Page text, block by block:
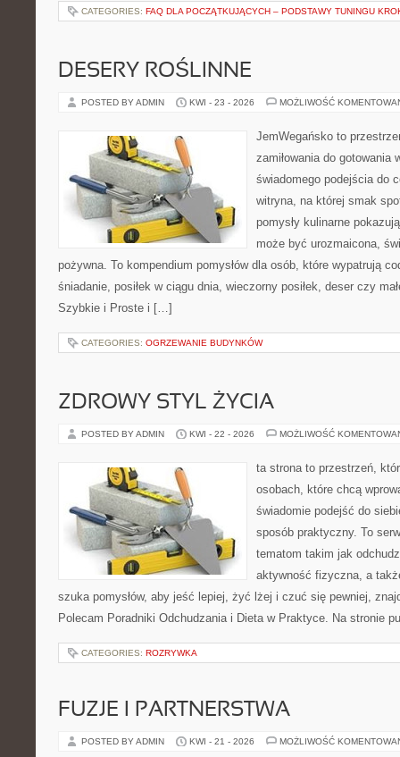
CATEGORIES: FAQ DLA POCZĄTKUJĄCYCH – PODSTAWY TUNINGU
DESERY ROŚLINNE
POSTED BY ADMIN KWI - 23 - 2026 MOŻLIWOŚĆ
JemWegańsko to
zamiłowania do gotowania
świadomego podejścia do
witryna, na której smak
pomysły kulinarne
może być urozmaicona,
pożywna. To kompendium pomysłów dla osób, które wypatrują
śniadanie, posiłek w ciągu dnia, wieczorny posiłek, deser czy
Szybkie i Proste i […]
CATEGORIES: OGRZEWANIE BUDYNKÓW
ZDROWY STYL ŻYCIA
POSTED BY ADMIN KWI - 22 - 2026 MOŻLIWOŚĆ
ta strona to przestrzeń,
osobach, które chcą
świadomie podejść do
sposób praktyczny. To
tematom takim jak
aktywność fizyczna, a
szuka pomysłów, aby jeść lepiej, żyć lżej i czuć się pewniej,
Polecam Poradniki Odchudzania i Dieta w Praktyce. Na stronie
CATEGORIES: ROZRYWKA
FUZJE I PARTNERSTWA
POSTED BY ADMIN KWI - 21 - 2026 MOŻLIWOŚĆ